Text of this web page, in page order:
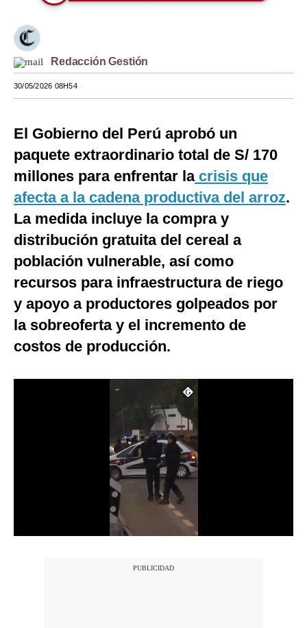
Viajes
Moda
Estilos
Mundo
España
Internacional
Tecnología
Mix
G de Gestión
Somos?
Redacción Gestión
30/05/2026 08H54
El Gobierno del Perú aprobó un
paquete extraordinario total de S/ 170
millones para enfrentar lacrisis que
afecta a la cadena productiva del arroz.
La medida incluye la compra y
distribución gratuita del cereal a
población vulnerable, así como
recursos para infraestructura de riego
y apoyo a productores golpeados por
la sobreoferta y el incremento de
costos de producción.